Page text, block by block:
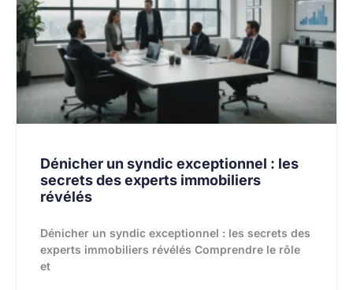
Dénicher un syndic exceptionnel : les
secrets des experts immobiliers
révélés
Dénicher un syndic exceptionnel : les secrets des
experts immobiliers révélés Comprendre le rôle
et